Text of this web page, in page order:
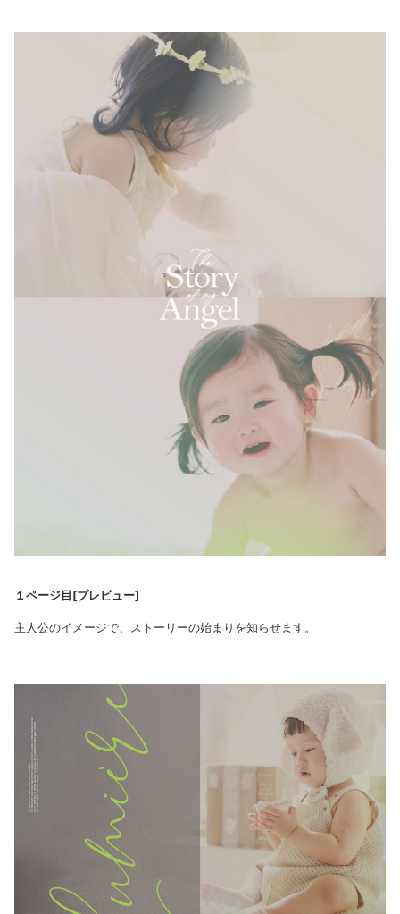
１ページ目[プレビュー]
主人公のイメージで、ストーリーの始まりを知らせます。